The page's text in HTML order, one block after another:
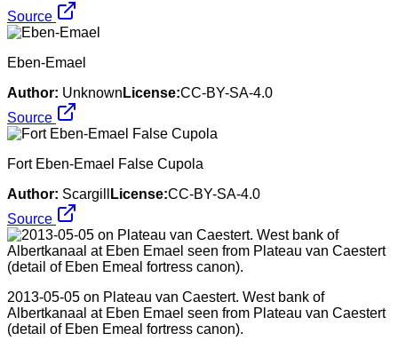
Source
Eben-Emael
Author: Unknown License:CC-BY-SA-4.0
Source
Fort Eben-Emael False Cupola
Author: Scargill License:CC-BY-SA-4.0
Source
2013-05-05 on Plateau van Caestert. West bank of
Albertkanaal at Eben Emael seen from Plateau van Caestert
(detail of Eben Emeal fortress canon).